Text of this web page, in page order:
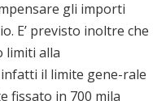
gli importi
E’ previsto inoltre che
limiti alla
il limite gene-rale
fissato in 700 mila